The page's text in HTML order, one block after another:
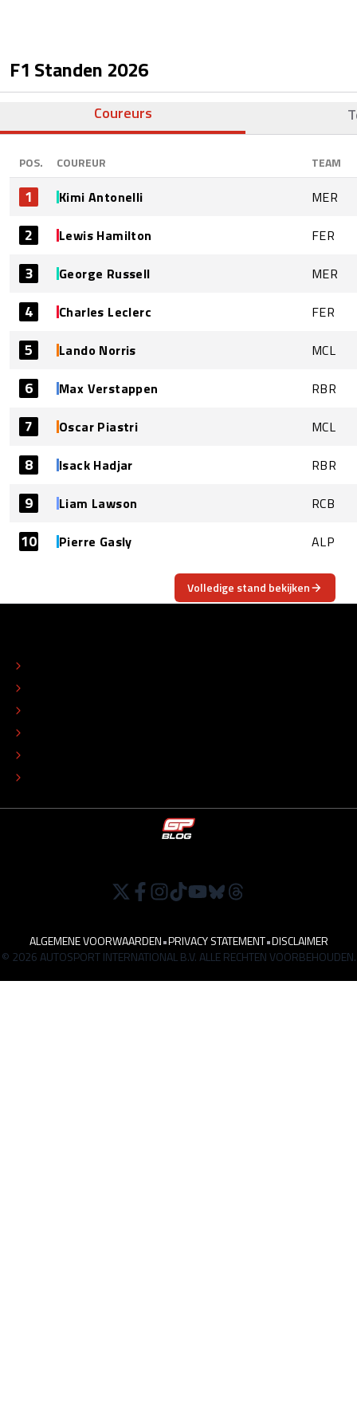
F1 Standen 2026
Coureurs
POS. COUREUR TEAM
1 Kimi Antonelli MER
2 Lewis Hamilton FER
3 George Russell MER
4 Charles Leclerc FER
5 Lando Norris MCL
6 Max Verstappen RBR
7 Oscar Piastri MCL
8 Isack Hadjar RBR
9 Liam Lawson RCB
10 Pierre Gasly ALP
Volledige stand bekijken
ALGEMENE VOORWAARDEN•PRIVACY STATEMENT•DISCLAIMER
© 2026 AUTOSPORT INTERNATIONAL B.V. ALLE RECHTEN VOORBEHOUDEN.